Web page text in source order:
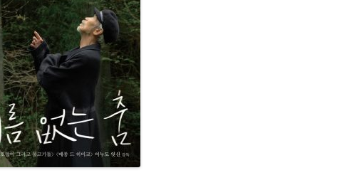
田中泯『私の存在の粒子的部分のす
べてがダンスです』
INTERVIEW BY LUIZ FELIPE REIS
“O GLOBO” JULY 2014 | RIO DE
JANEIRO